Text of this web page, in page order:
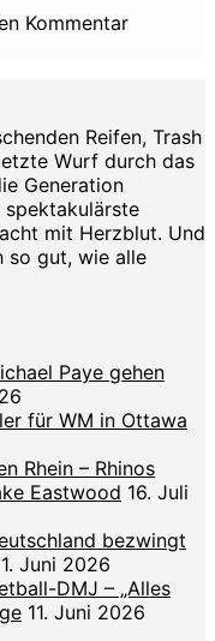
Kommentar
Reifen, Trash
Wurf durch das
Generation
mit Herzblut. Und
so gut, wie alle
Paye gehen
für WM in Ottawa
Rhein – Rhinos
Eastwood 16. Juli
bezwingt
Juni 2026
DMJ – „Alles
11. Juni 2026